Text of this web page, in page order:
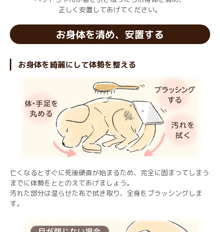
正しく安置してあげてください。
お身体を清め、安置する
お身体を綺麗にして体勢を整える
亡くなるとすぐに死後硬直が始まるため、完全に固まってしまう
までに体勢をととのえてあげましょう。
汚れた部分は湿らせた布で拭き取り、全身をブラッシングしま
す。